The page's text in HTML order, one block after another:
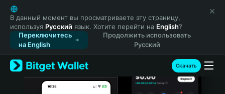
English
日本語
Tiếng Việt
Русский
Español (Latinoamérica)
Türkçe
Italiano
В данный момент вы просматриваете эту страницу,
используя Русский язык. Хотите перейти на English?
Переключитесь
на English
Продолжить использовать
Русский
Скачать